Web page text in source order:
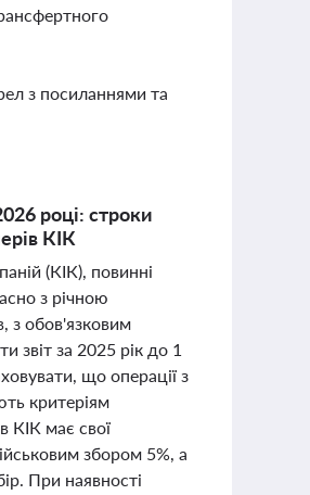
з посиланнями та
році: строки
КІК
(КІК), повинні
з річною
з обов'язковим
звіт за 2025 рік до 1
що операції з
критеріям
КІК має свої
збором 5%, а
При наявності